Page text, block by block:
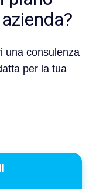
una consulenza
per la tua